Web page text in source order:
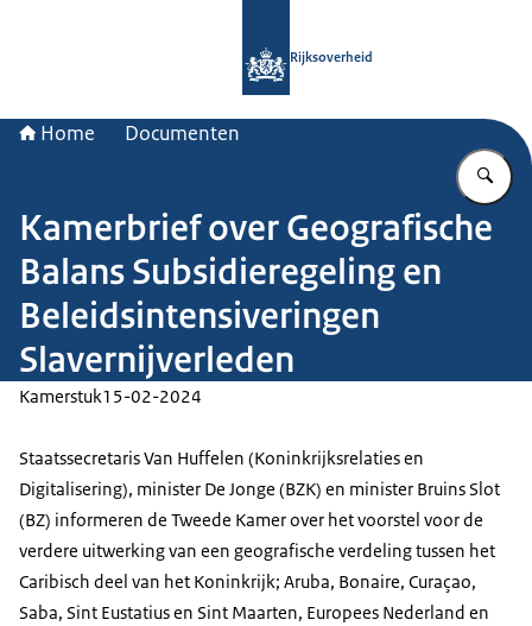
Rijksoverheid
Home Documenten
Kamerbrief over Geografische
Balans Subsidieregeling en
Beleidsintensiveringen
Slavernijverleden
Kamerstuk15-02-2024
Staatssecretaris Van Huffelen (Koninkrijksrelaties en
Digitalisering), minister De Jonge (BZK) en minister Bruins Slot
(BZ) informeren de Tweede Kamer over het voorstel voor de
verdere uitwerking van een geografische verdeling tussen het
Caribisch deel van het Koninkrijk; Aruba, Bonaire, Curaçao,
Saba, Sint Eustatius en Sint Maarten, Europees Nederland en